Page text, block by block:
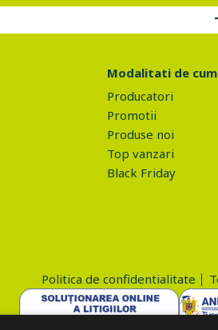
Modalitati de
Producatori
Promotii
Produse noi
Top vanzari
Black Friday
Politica de confidentialitate